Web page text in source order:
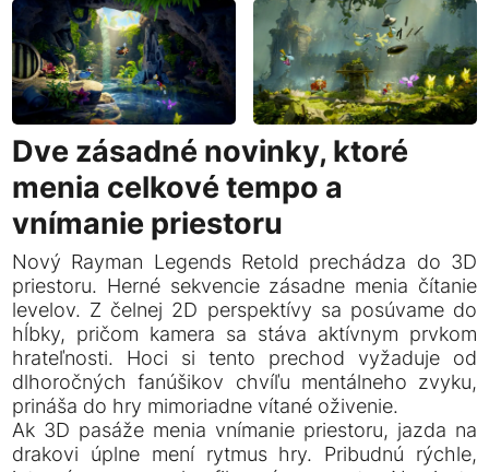
Dve zásadné novinky, ktoré
menia celkové tempo a
vnímanie priestoru
Nový Rayman Legends Retold prechádza do 3D
priestoru. Herné sekvencie zásadne menia čítanie
levelov. Z čelnej 2D perspektívy sa posúvame do
hĺbky, pričom kamera sa stáva aktívnym prvkom
hrateľnosti. Hoci si tento prechod vyžaduje od
dlhoročných fanúšikov chvíľu mentálneho zvyku,
prináša do hry mimoriadne vítané oživenie.
Ak 3D pasáže menia vnímanie priestoru, jazda na
drakovi úplne mení rytmus hry. Pribudnú rýchle,